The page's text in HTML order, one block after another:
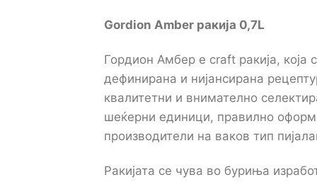
Gordion Amber ракија 0,7L
Гордион Амбер е craft ракија, која
дефинирана и нијансирана
квалитетни и внимателно
шеќерни единици, правилно
производители на ваков тип
Ракијата се чува во буриња